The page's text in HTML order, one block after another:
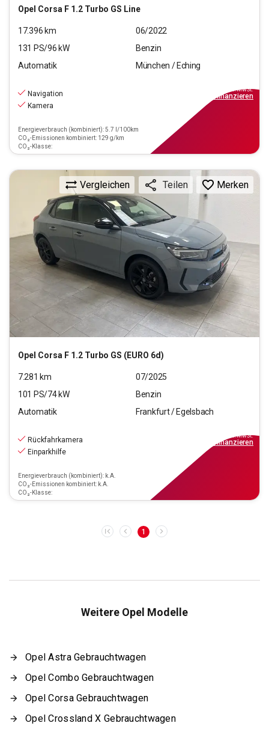
Opel Corsa F 1.2 Turbo GS Line
17.396 km
06/2022
131 PS/96 kW
Benzin
Automatik
München / Eching
Navigation
Kamera
Energieverbrauch (kombiniert): 5.7 l/100km
CO₂-Emissionen kombiniert: 129 g/km
CO₂-Klasse:
inkl.MwSt.
finanzieren
Opel Corsa F 1.2 Turbo GS (EURO 6d)
Vergleichen Teilen Merken
7.281 km
07/2025
101 PS/74kW
Benzin
Automatik
Frankfurt / Egelsbach
Rückfahrkamera
Einparkhilfe
Energieverbrauch (kombiniert): k.A.
CO₂-Emissionen kombiniert: k.A.
CO₂-Klasse:
inkl.MwSt.
finanzieren
1
Weitere Opel Modelle
Opel Astra Gebrauchtwagen
Opel Combo Gebrauchtwagen
Opel Corsa Gebrauchtwagen
Opel Crossland X Gebrauchtwagen